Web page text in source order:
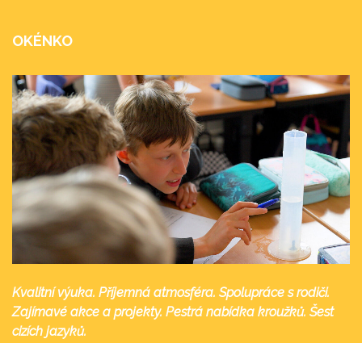
OKÉNKO
Kvalitní výuka. Příjemná atmosféra. Spolupráce s rodiči.
Zajímavé akce a projekty. Pestrá nabídka kroužků. Šest
cizích jazyků.